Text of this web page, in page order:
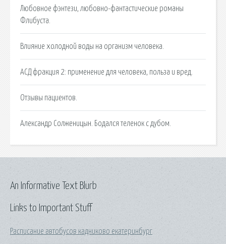
Любовное фэнтези, любовно-фантастические романы
Флибуста.
Влияние холодной воды на организм человека.
АСД фракция 2: применение для человека, польза и вред.
Отзывы пациентов.
Александр Солженицын. Бодался теленок с дубом.
Links to Important Stuff
Расписание автобусов кадниково екатеринбург
An Informative Text Blurb